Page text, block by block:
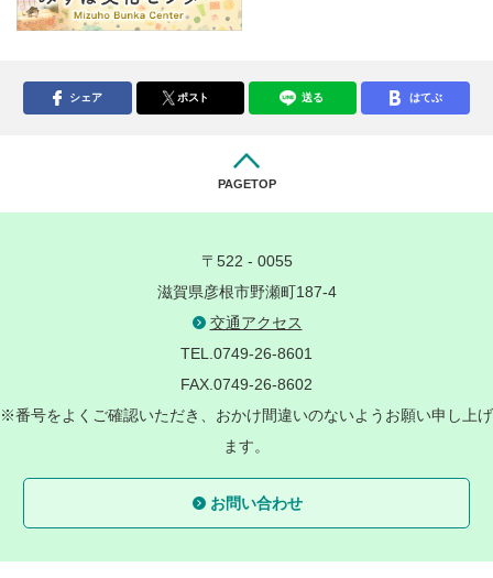
シェア ポスト 送る はてぶ
PAGETOP
〒522 - 0055
滋賀県彦根市野瀬町187-4
交通アクセス
TEL.0749-26-8601
FAX.0749-26-8602
※番号をよくご確認いただき、おかけ間違いのないようお願い申し上げ
ます。
お問い合わせ